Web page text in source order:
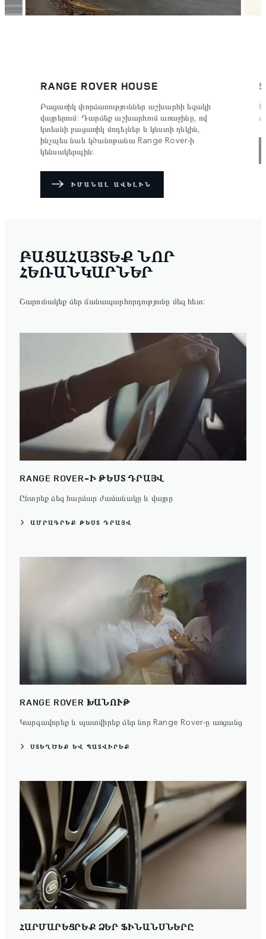
RANGE ROVER HOUSE
Բացառիկ փորձառություններ աշխարհի եզակի
վայրերում: Դարձեք աշխարհում առաջինը, ով
կտեսնի բացառիկ մոդելներ և կնստի ղեկին,
ինչպես նաև կծանոթանա Range Rover-ի
կենսակերպին:
ԻՄԱՆԱԼ ԱՎԵԼԻՆ
ԲԱՑԱՀԱՅՏԵՔ ՆՈՐ
ՀԵՌԱՆԿԱՐՆԵՐ
Շարունակեք ձեր ճանապարհորդությունը մեզ հետ:
RANGE ROVER-Ի ԹԵՍՏ ԴՐԱՅՎ
Ընտրեք ձեզ հարմար ժամանակը և վայրը
ԱՄՐԱԳՐԵՔ ԹԵՍՏ ԴՐԱՅՎ
RANGE ROVER ԽԱՆՈՒԹ
Կարգավորեք և պատվիրեք ձեր նոր Range Rover-ը առցանց
ՍՏԵՂԾԵՔ ԵՎ ՊԱՏՎԻՐԵՔ
ՀԱՐՄԱՐԵՑՐԵՔ ՁԵՐ ՖԻՆԱՆՍՆԵՐԸ